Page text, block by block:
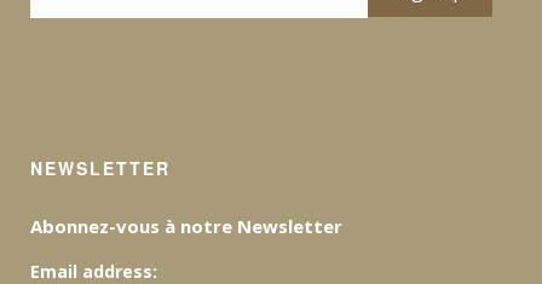
NEWSLETTER
Abonnez-vous à notre Newsletter
Email address: